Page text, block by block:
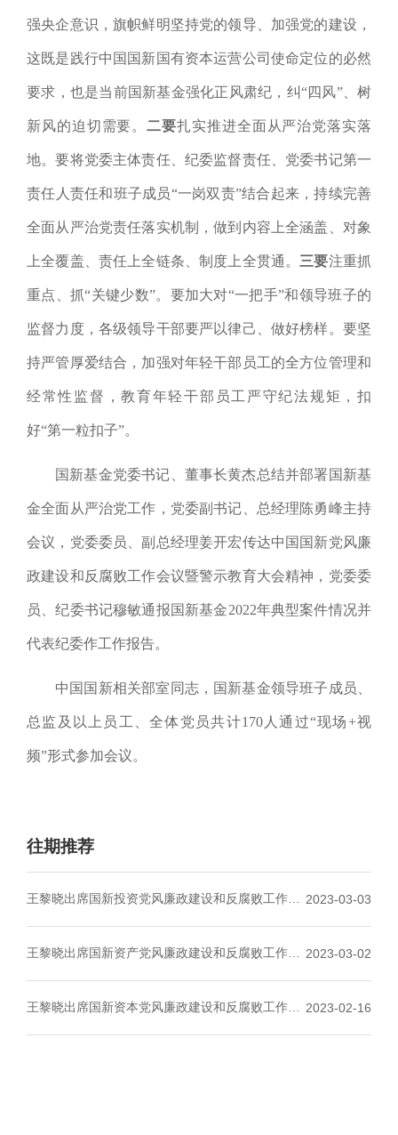
强央企意识，旗帜鲜明坚持党的领导、加强党的建设，
这既是践行中国国新国有资本运营公司使命定位的必然
要求，也是当前国新基金强化正风肃纪，纠“四风”、树
新风的迫切需要。二要扎实推进全面从严治党落实落
地。要将党委主体责任、纪委监督责任、党委书记第一
责任人责任和班子成员“一岗双责”结合起来，持续完善
全面从严治党责任落实机制，做到内容上全涵盖、对象
上全覆盖、责任上全链条、制度上全贯通。 三要注重抓
重点、抓“关键少数”。 要加大对“一把手”和领导班子的
监督力度，各级领导干部要严以律己、做好榜样。 要坚
持严管厚爱结合，加强对年轻干部员工的全方位管理和
经常性监督，教育年轻干部员工严守纪法规矩，扣
好“第一粒扣子”。
国新基金党委书记、董事长黄杰总结并部署国新基
金全面从严治党工作，党委副书记、 总经理陈勇峰主持
会议，党委委员、副总经理姜开宏传达中国国新党风廉
政建设和反腐败工作会议暨警示教育大会精神，党委委
员、纪委书记穆敏通报国新基金2022年典型案件情况并
代表纪委作工作报告。
中国国新相关部室同志，国新基金领导班子成员、
总监及以上员工、全体党员共计1 70人通过“现场+视
频”形式参加会议。
往期推荐
王黎晓出席国新投资党风廉政建设和反腐败工作会 2023-03-03
王黎晓出席国新资产党风廉政建设和反腐败工作会 2023-03-02
王黎晓出席国新资本党风廉政建设和反腐败工作会 2023-02-16